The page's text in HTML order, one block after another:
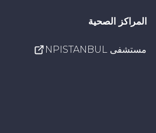
المراكز الصحية
مستشفى NPISTANBUL